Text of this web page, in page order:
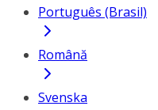
Português (Brasil)
Română
Svenska